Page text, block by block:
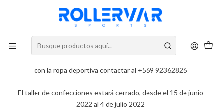
DESPACHOS A TODO CHILE
Ropa Deportiva
con la ropa deportiva contactar al +569 92362826
El taller de confecciones estará cerrado, desde el 15 de junio
2022 al 4 de julio 2022